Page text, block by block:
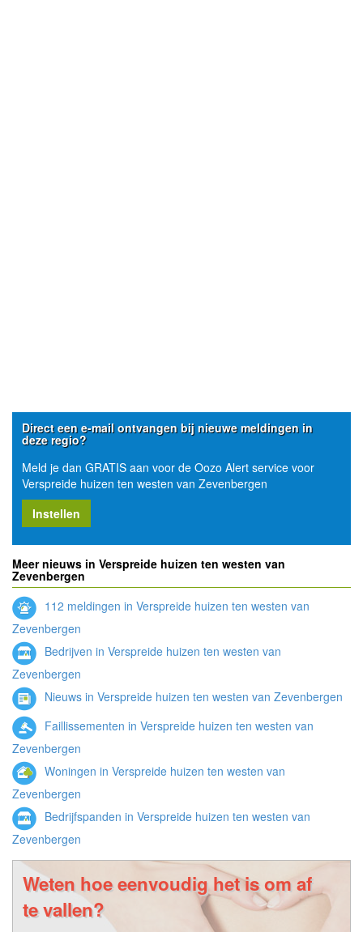
Direct een e-mail ontvangen bij nieuwe meldingen in
deze regio?
Meld je dan GRATIS aan voor de Oozo Alert service voor
Verspreide huizen ten westen van Zevenbergen
Instellen
Meer nieuws in Verspreide huizen ten westen van
Zevenbergen
112 meldingen in Verspreide huizen ten westen van
Zevenbergen
Bedrijven in Verspreide huizen ten westen van
Zevenbergen
Nieuws in Verspreide huizen ten westen van Zevenbergen
Faillissementen in Verspreide huizen ten westen van
Zevenbergen
Woningen in Verspreide huizen ten westen van
Zevenbergen
Bedrijfspanden in Verspreide huizen ten westen van
Zevenbergen
Weten hoe eenvoudig het is om af
te vallen?